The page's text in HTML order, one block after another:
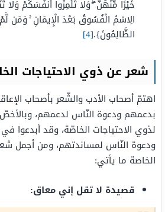
خَيْرًا مِّنْهُنَّ ۖ وَلَا تَلْمِزُوا أَنفُسَكُمْ وَلَا
الِاسْمُ الْفُسُوقُ بَعْدَ الْإِيمَانِ ۚ وَمَن
الظَّالِمُونَ}.[4]
شعر عن ذوي الاحتياجات
اهتمّ أصحاب الأدب والشّعر بأصحاب
بدعمهم ودعوة النّاس لدعمهم،
لذوي الاحتياجات الخاصّة، وقد أبدعوا
ودعوة النّاس لمساندتهم، ومن أجمل
الخاصة ما يأتي:
قصيدة لا تقل إني معاق: